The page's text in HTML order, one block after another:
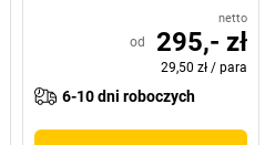
netto
od 295,- zł
29,50 zł / para
6-10 dni roboczych